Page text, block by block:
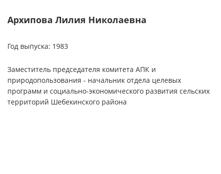
Архипова Лилия Николаевна
Год выпуска: 1983
Заместитель председателя комитета АПК и
природопользования - начальник отдела целевых
программ и социально-экономического развития сельских
территорий Шебекинского района